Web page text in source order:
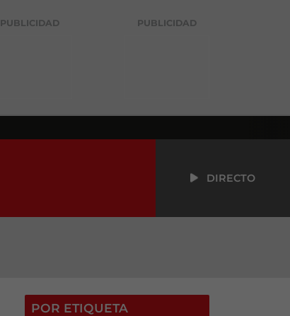
PUBLICIDAD PUBLICIDAD
DIRECTO
POR ETIQUETA